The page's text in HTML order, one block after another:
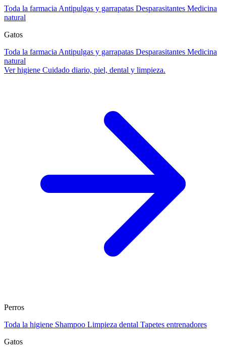
Toda la farmacia Antipulgas y garrapatas Desparasitantes Medicina
natural
Gatos
Toda la farmacia Antipulgas y garrapatas Desparasitantes Medicina
natural
Ver higiene Cuidado diario, piel, dental y limpieza.
Perros
Toda la higiene Shampoo Limpieza dental Tapetes entrenadores
Gatos